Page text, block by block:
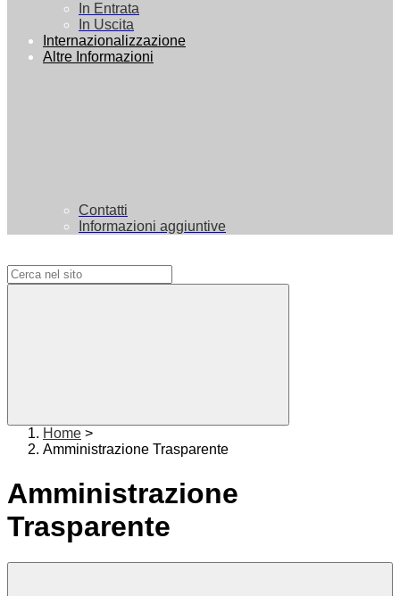
In Entrata
In Uscita
Internazionalizzazione
Altre Informazioni
Contatti
Informazioni aggiuntive
Home >
Amministrazione Trasparente
Amministrazione
Trasparente